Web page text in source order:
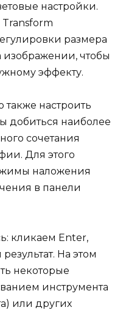
настройки.
Transform
размера
изображении, чтобы
эффекту.
настроить
добиться наиболее
сочетания
Для этого
наложения
в панели
кликаем Enter,
На этом
некоторые
инструмента
или других